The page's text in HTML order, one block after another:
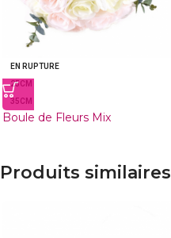
EN RUPTURE
25CM
35CM
Boule de Fleurs Mix
Produits similaires